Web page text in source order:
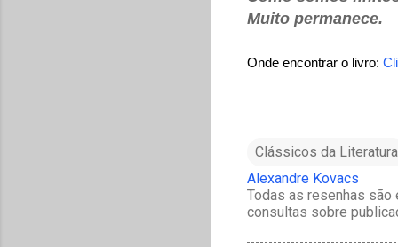
Muito permanece.
Onde encontrar o livro:
Clássicos da Literatura
Alexandre Kovacs
Todas as resenhas são
consultas sobre